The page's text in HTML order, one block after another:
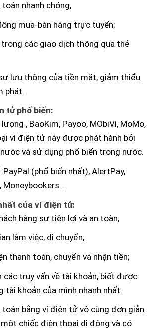
nhanh chóng;
mua-bán hàng trực tuyến;
các giao dịch thông qua thẻ
lưu thông của tiền mặt, giảm thiểu
phát.
tử phố biến:
, BaoKim, Payoo, MObiVí, MoMo,
ví điện tử này được phát hành bởi
và sử dụng phổ biến trong nước.
(phổ biến nhất), AlertPay,
Moneybookers….
của ví điện tử:
hàng sự tiện lợi và an toàn;
làm việc, di chuyển;
thanh toán, chuyển và nhận tiền;
các truy vấn về tài khoản, biết được
tài khoản của mình nhanh nhất.
bằng ví điện tử vô cùng đơn giản
chiếc điện thoại di động và có